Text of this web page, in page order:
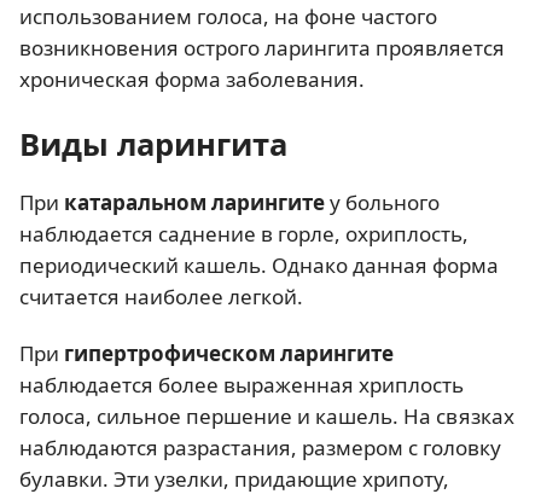
использованием голоса, на фоне частого
возникновения острого ларингита проявляется
хроническая форма заболевания.
Виды ларингита
При катаральном ларингитеу больного
наблюдается саднение в горле, охриплость,
периодический кашель. Однако данная форма
считается наиболее легкой.
При гипертрофическом ларингите
наблюдается более выраженная хриплость
голоса, сильное першение и кашель. На связках
наблюдаются разрастания, размером с головку
булавки. Эти узелки, придающие хрипоту,